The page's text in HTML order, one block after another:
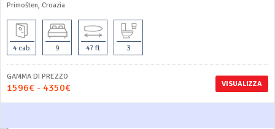
Primošten, Croazia
4 cab 9 47 ft 3
VISUALIZZA
GAMMA DI PREZZO
1596€ - 4350€